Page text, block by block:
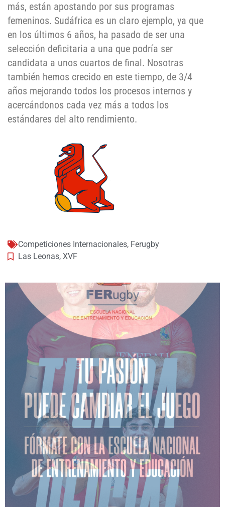
más, están apostando por sus programas
femeninos. Sudáfrica es un claro ejemplo, ya que
en los últimos 6 años, ha pasado de ser una
selección deficitaria a una que podría ser
candidata a unos cuartos de final. Nosotras
también hemos crecido en este tiempo, de 3/4
años mejorando todos los procesos internos y
acercándonos cada vez más a todos los
estándares del alto rendimiento.
Competiciones Internacionales, Ferugby
Las Leonas, XVF